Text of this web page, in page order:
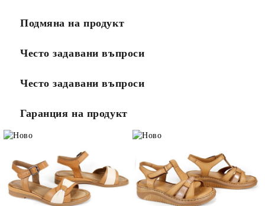
Подмяна на продукт
Често задавани въпроси
Често задавани въпроси
Гаранция на продукт